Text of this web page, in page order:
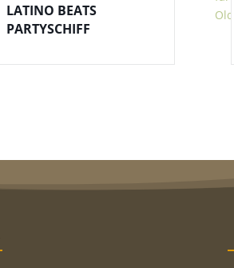
LATINO BEATS
PARTYSCHIFF